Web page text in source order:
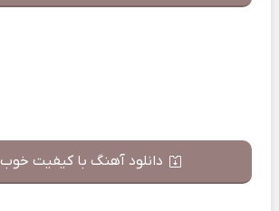
دانلود آهنگ با کیفیت خوب 128